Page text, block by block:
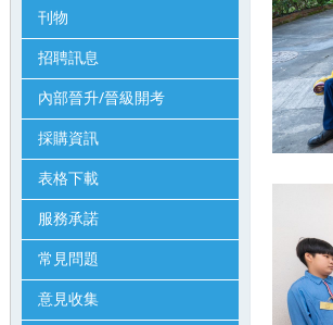
刊物
招聘訊息
內部晉升/晉級開考
採購資訊
表格下載
服務承諾
常見問題
意見收集